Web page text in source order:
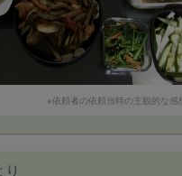
※依頼者の依頼当時の主観的な感